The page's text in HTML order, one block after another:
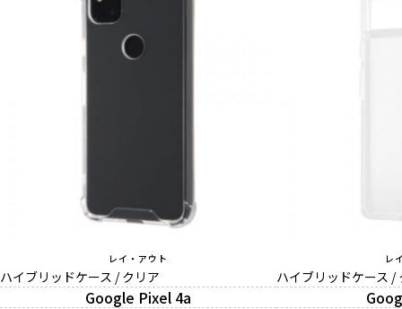
レイ・アウト
ハイブリッドケース / クリア
Google Pixel 4a
レ
ハイブリッドケース /